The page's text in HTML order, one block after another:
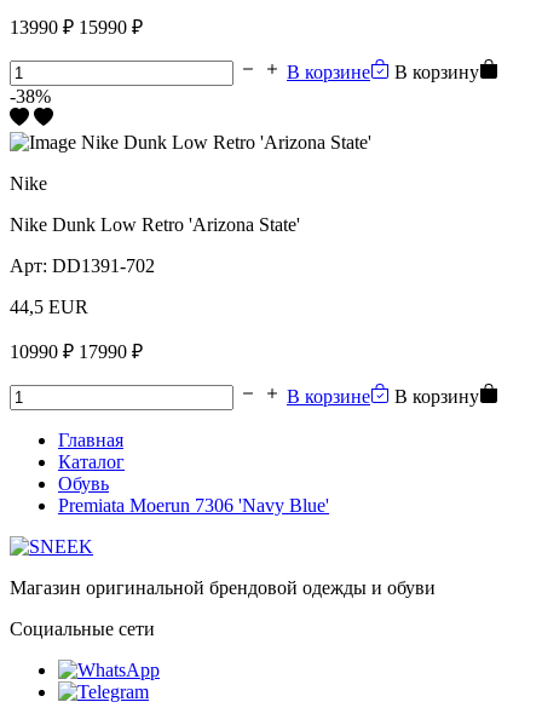
13990 ₽ 15990 ₽
В корзине
В корзину
-38%
Nike
Nike Dunk Low Retro 'Arizona State'
Арт: DD1391-702
44,5 EUR
10990 ₽ 17990 ₽
В корзине В корзину
Главная
Каталог
Обувь
Premiata Moerun 7306 'Navy Blue'
Магазин оригинальной брендовой одежды и обуви
Социальные сети